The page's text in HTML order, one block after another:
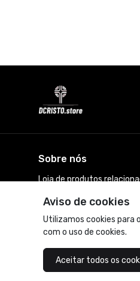
Aviso de cookies
Utilizamos cookies para
com o uso de cookies.
Aceitar todos os
Sobre nós
Loja de produtos
Acompanhe-nos: